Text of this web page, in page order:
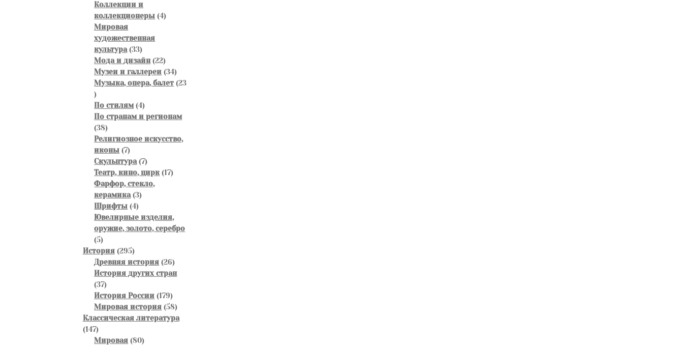
товаров
Коллекции и
коллекционеры 44
Мировая
художественная
культура 3333
товара
Мода и дизайн 2222
товара
Музеи и галлереи 3434
товара
Музыка, опера, балет 23
23
товара
По стилям 44
товара
По странам и регионам
3838
товаров
Религиозное искусство,
иконы 77
товаров
Скульптура 77
товаров
Театр, кино, цирк 1717
Фарфор, стекло,
керамика 33
Шрифты 44
товара
Ювелирные изделия,
оружие, золото, серебро
55
товаров
История 295295
товаров
Древняя история 2626
товаров
История других стран
3737
товаров
История России 179179
товаров
Мировая история 5858
товаров
Классическая литература
147147
товаров
Мировая 8080